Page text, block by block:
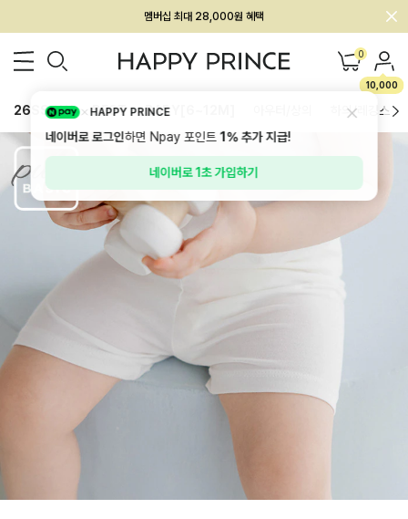
멤버십 최대 28,000원 혜택
0
10,000
26SS 신상 BEST BABY[6~12M] 하의/레깅스
HAPPY PRINCE
네이버로 로그인하면 Npay 포인트1%추가 지급!
네이버로 1초 가입하기